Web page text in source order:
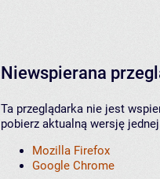
Niewspierana
Ta przeglądarka nie jest
pobierz aktualną wersję
Mozilla Firefox
Google Chrome